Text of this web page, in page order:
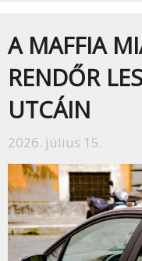
A MAFFIA
RENDŐR
UTCÁIN
2026. július 15.